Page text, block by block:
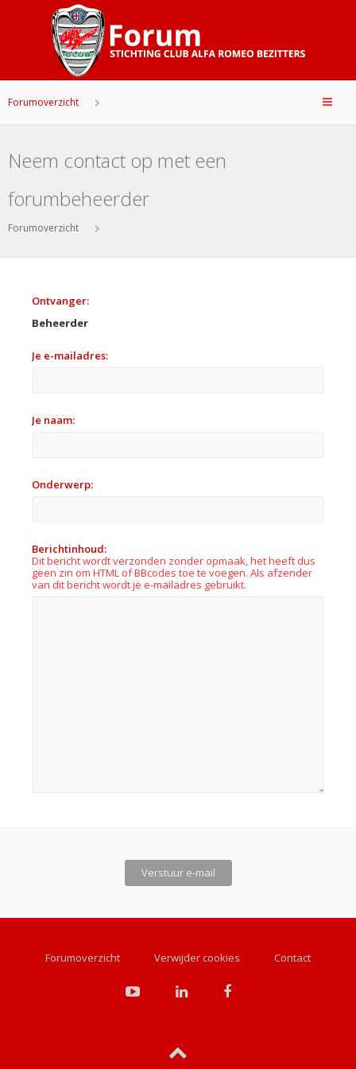
Forumoverzicht
Neem contact op met een
forumbeheerder
Forumoverzicht
Ontvanger:
Beheerder
Je e-mailadres:
Je naam:
Onderwerp:
Berichtinhoud:
Dit bericht wordt verzonden zonder opmaak, het heeft dus
geen zin om HTML of BBcodes toe te voegen. Als afzender
van dit bericht wordt je e-mailadres gebruikt.
Forumoverzicht Verwijder cookies Contact